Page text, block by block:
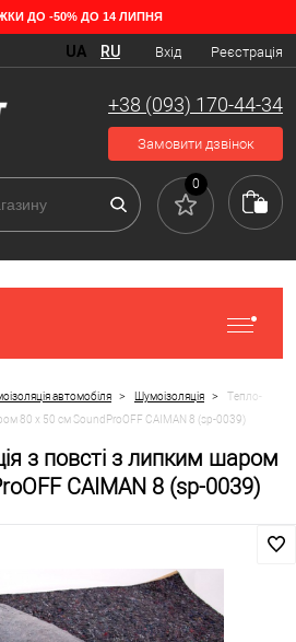
ДО -50% ДО 14 ЛИПНЯ
Вхід Реєстрація
UA RU
+38 (093) 170-44-34
Замовити дзвінок
0
автомобіля > Шумоізоляція >
Тепло-
80 х 50 см SoundProOFF СAIMAN 8 (sp-0039)
з повсті з липким шаром
СAIMAN 8 (sp-0039)